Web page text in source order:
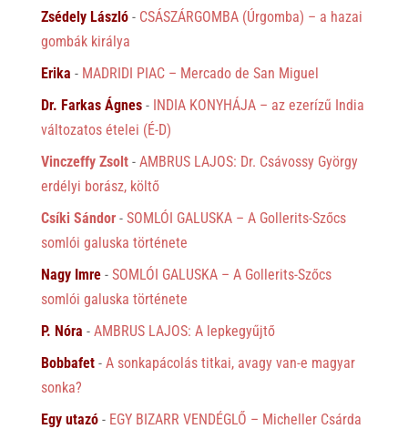
Zsédely László- CSÁSZÁRGOMBA (Úrgomba) – a hazai
gombák királya
Erika - MADRIDI PIAC – Mercado de San Miguel
Dr. Farkas Ágnes- INDIA KONYHÁJA – az ezerízű India
változatos ételei (É-D)
Vinczeffy Zsolt- AMBRUS LAJOS: Dr. Csávossy György
erdélyi borász, költő
Csíki Sándor- SOMLÓI GALUSKA – A Gollerits-Szőcs
somlói galuska története
Nagy Imre- SOMLÓI GALUSKA – A Gollerits-Szőcs
somlói galuska története
P. Nóra - AMBRUS LAJOS: A lepkegyűjtő
Bobbafet- A sonkapácolás titkai, avagy van-e magyar
sonka?
Egy utazó- EGY BIZARR VENDÉGLŐ – Micheller Csárda